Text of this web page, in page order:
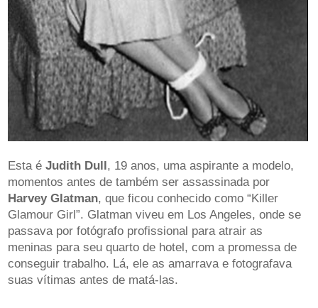
Esta é Judith Dull , 19 anos, uma aspirante a modelo,
momentos antes de também ser assassinada por
Harvey Glatman, que ficou conhecido como “Killer
Glamour Girl”. Glatman viveu em Los Angeles, onde se
passava por fotógrafo profissional para atrair as
meninas para seu quarto de hotel, com a promessa de
conseguir trabalho. Lá, ele as amarrava e fotografava
suas vítimas antes de matá-las.